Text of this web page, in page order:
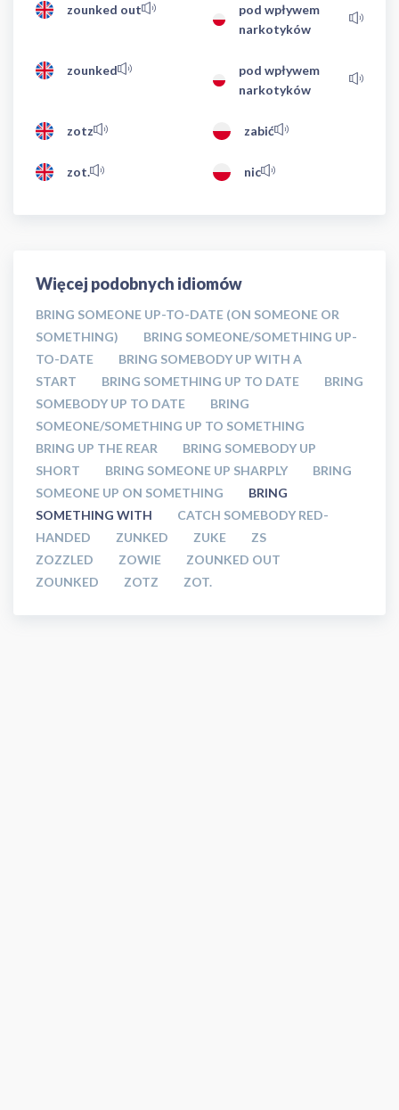
zounked out
pod wpływem
narkotyków
zounked
pod wpływem
narkotyków
zotz zabić
zot. nic
Więcej podobnych idiomów
BRING SOMEONE UP-TO-DATE (ON SOMEONE OR
SOMETHING)
BRING SOMEONE/SOMETHING UP-
TO-DATE
BRING SOMEBODY UP WITH A
START
BRING SOMETHING UP TO DATE
BRING
SOMEBODY UP TO DATE
BRING
SOMEONE/SOMETHING UP TO SOMETHING
BRING UP THE REAR
BRING SOMEBODY UP
SHORT
BRING SOMEONE UP SHARPLY
BRING
SOMEONE UP ON SOMETHING
BRING
SOMETHING WITH
CATCH SOMEBODY RED-
HANDED
ZUNKED ZUKE
ZS
ZOZZLED
ZOWIE
ZOUNKED OUT
ZOUNKED
ZOTZ ZOT.